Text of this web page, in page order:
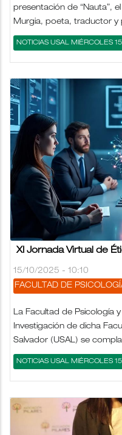
presentación de “Nauta”,
Murgia, poeta, traductor y
NOTICIAS USAL MIÉRCOLES
XI Jornada Virtual de
15/10/2025 - 10:10
FACULTAD DE
La Facultad de Psicología
Investigación de dicha
Salvador (USAL) se
NOTICIAS USAL MIÉRCOLES